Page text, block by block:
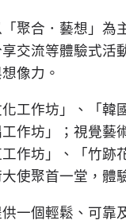
聚合．藝想」
交流等體驗式
像力。
工作坊」、「
作坊」；視覺
作坊」、「竹
使聚首一堂，體
一個輕鬆、可